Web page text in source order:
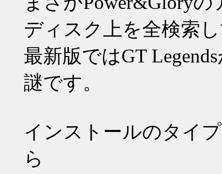
ディスク上を全検索
最新版ではGT
謎です。
インストールのタイ
ら